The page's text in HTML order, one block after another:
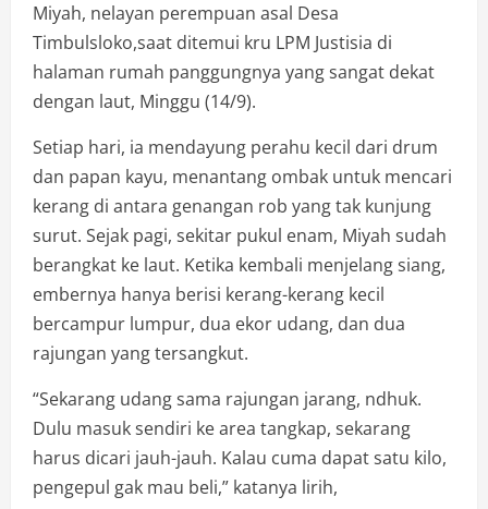
Miyah, nelayan perempuan asal Desa
Timbulsloko,saat ditemui kru LPM Justisia di
halaman rumah panggungnya yang sangat dekat
dengan laut, Minggu (14/9).
Setiap hari, ia mendayung perahu kecil dari drum
dan papan kayu, menantang ombak untuk mencari
kerang di antara genangan rob yang tak kunjung
surut. Sejak pagi, sekitar pukul enam, Miyah sudah
berangkat ke laut. Ketika kembali menjelang siang,
embernya hanya berisi kerang-kerang kecil
bercampur lumpur, dua ekor udang, dan dua
rajungan yang tersangkut.
“Sekarang udang sama rajungan jarang, ndhuk.
Dulu masuk sendiri ke area tangkap, sekarang
harus dicari jauh-jauh. Kalau cuma dapat satu kilo,
pengepul gak mau beli,” katanya lirih,